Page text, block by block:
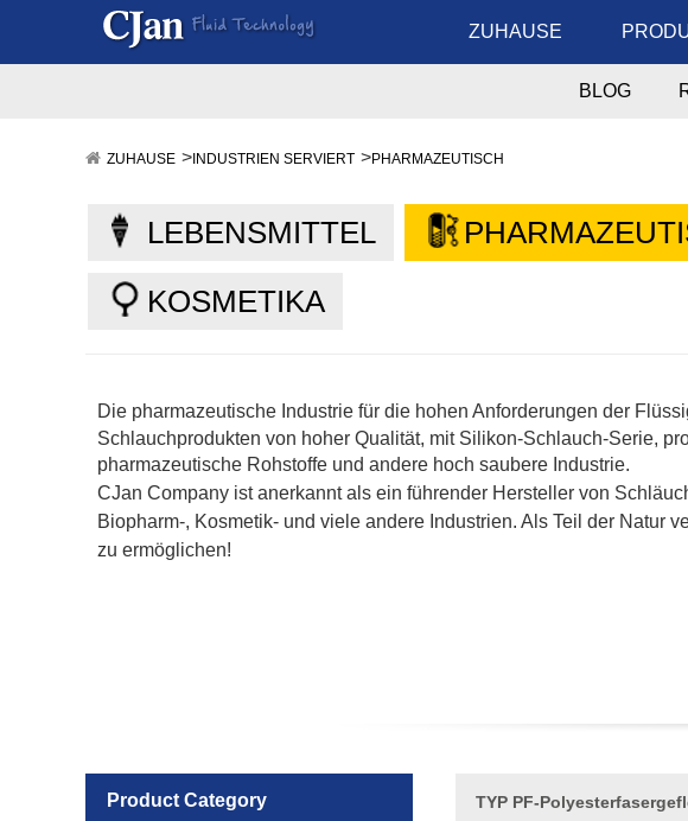
ZUHAUSE
BLOG
ZUHAUSE INDUSTRIEN SERVIERT PHARMAZEUTISCH
LEBENSMITTEL
KOSMETIKA
Die pharmazeutische Industrie für die hohen Anforderungen der
Schlauchprodukten von hoher Qualität, mit Silikon-Schlauch-Serie,
pharmazeutische Rohstoffe und andere hoch saubere Industrie.
CJan Company ist anerkannt als ein führender Hersteller von
Biopharm-, Kosmetik- und viele andere Industrien. Als Teil der Natur
zu ermöglichen!
Product Category TYP PF-